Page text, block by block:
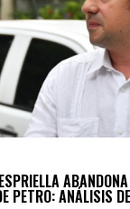
PETRO: ANÁLISIS